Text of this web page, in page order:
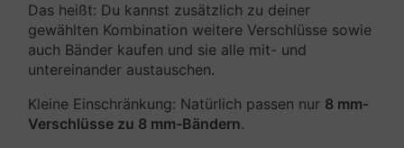
Das heißt: Du kannst zusätzlich zu deiner
gewählten Kombination weitere Verschlüsse sowie
auch Bänder kaufen und sie alle mit- und
untereinander austauschen.
Kleine Einschränkung: Natürlich passen nur 8 mm-
Verschlüsse zu 8 mm-Bändern.